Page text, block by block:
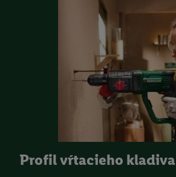
Profil vŕtacieho kladiva